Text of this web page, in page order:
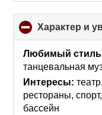
Характер и
Любимый
танцевальная
Интересы:
рестораны,
бассейн